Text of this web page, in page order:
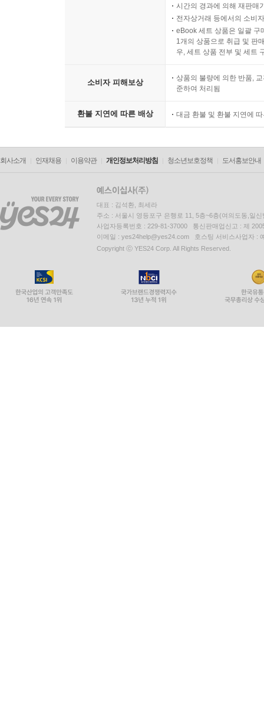
시간의 경과에 의해 재판매
전자상거래 등에서의 소비
eBook 세트 상품은 일괄 구
1개의 상품으로 취급 및 판
우, 세트 상품 전부 및 세트
소비자 피해보상
상품의 불량에 의한 반품,
준하여 처리됨
환불 지연에 따른 배상 대금 환불 및 환불 지연에
회사소개 인재채용 이용약관 개인정보처리방침 청소년보호정책 도서홍보안내
대표 : 김석환, 최세라
주소 : 서울시 영등포구 은행로 11, 5층~6층(여의도동,일신
사업자등록번호 : 229-81-37000 통신판매업신고 : 제
이메일 : yes24help@yes24.com 호스팅 서비스사업자 :
Copyright ⓒ YES24 Corp. All Rights Reserved.